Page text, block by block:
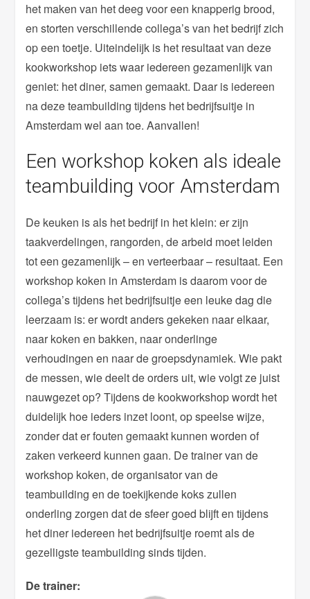
het maken van het deeg voor een knapperig brood,
en storten verschillende collega’s van het bedrijf zich
op een toetje. Uiteindelijk is het resultaat van deze
kookworkshop iets waar iedereen gezamenlijk van
geniet: het diner, samen gemaakt. Daar is iedereen
na deze teambuilding tijdens het bedrijfsuitje in
Amsterdam wel aan toe. Aanvallen!
Een workshop koken als ideale
teambuilding voor Amsterdam
De keuken is als het bedrijf in het klein: er zijn
taakverdelingen, rangorden, de arbeid moet leiden
tot een gezamenlijk – en verteerbaar – resultaat. Een
workshop koken in Amsterdam is daarom voor de
collega’s tijdens het bedrijfsuitje een leuke dag die
leerzaam is: er wordt anders gekeken naar elkaar,
naar koken en bakken, naar onderlinge
verhoudingen en naar de groepsdynamiek. Wie pakt
de messen, wie deelt de orders uit, wie volgt ze juist
nauwgezet op? Tijdens de kookworkshop wordt het
duidelijk hoe ieders inzet loont, op speelse wijze,
zonder dat er fouten gemaakt kunnen worden of
zaken verkeerd kunnen gaan. De trainer van de
workshop koken, de organisator van de
teambuilding en de toekijkende koks zullen
onderling zorgen dat de sfeer goed blijft en tijdens
het diner iedereen het bedrijfsuitje roemt als de
gezelligste teambuilding sinds tijden.
De trainer: